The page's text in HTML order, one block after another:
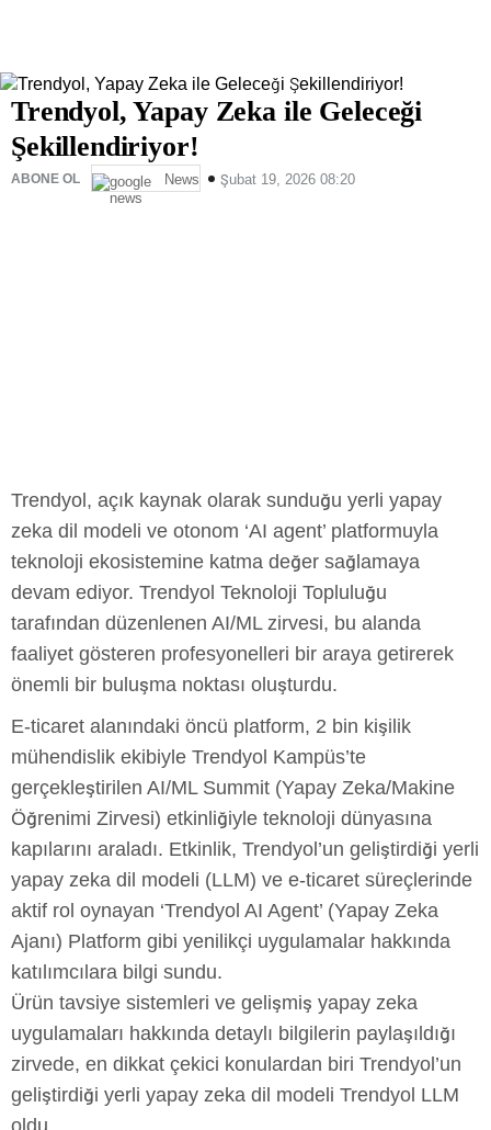
Trendyol, Yapay Zeka ile Geleceği
Şekillendiriyor!
ABONE OL News Şubat 19, 2026 08:20
Trendyol, açık kaynak olarak sunduğu yerli yapay
zeka dil modeli ve otonom ‘AI agent’ platformuyla
teknoloji ekosistemine katma değer sağlamaya
devam ediyor. Trendyol Teknoloji Topluluğu
tarafından düzenlenen AI/ML zirvesi, bu alanda
faaliyet gösteren profesyonelleri bir araya getirerek
önemli bir buluşma noktası oluşturdu.
E-ticaret alanındaki öncü platform, 2 bin kişilik
mühendislik ekibiyle Trendyol Kampüs’te
gerçekleştirilen AI/ML Summit (Yapay Zeka/Makine
Öğrenimi Zirvesi) etkinliğiyle teknoloji dünyasına
kapılarını araladı. Etkinlik, Trendyol’un geliştirdiği yerli
yapay zeka dil modeli (LLM) ve e-ticaret süreçlerinde
aktif rol oynayan ‘Trendyol AI Agent’ (Yapay Zeka
Ajanı) Platform gibi yenilikçi uygulamalar hakkında
katılımcılara bilgi sundu.
Ürün tavsiye sistemleri ve gelişmiş yapay zeka
uygulamaları hakkında detaylı bilgilerin paylaşıldığı
zirvede, en dikkat çekici konulardan biri Trendyol’un
geliştirdiği yerli yapay zeka dil modeli Trendyol LLM
oldu.